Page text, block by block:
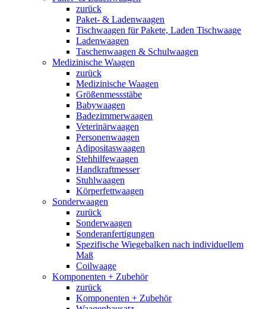
zurück
Paket- & Ladenwaagen
Tischwaagen für Pakete, Laden Tischwaage
Ladenwaagen
Taschenwaagen & Schulwaagen
Medizinische Waagen
zurück
Medizinische Waagen
Größenmessstäbe
Babywaagen
Badezimmerwaagen
Veterinärwaagen
Personenwaagen
Adipositaswaagen
Stehhilfewaagen
Handkraftmesser
Stuhlwaagen
Körperfettwaagen
Sonderwaagen
zurück
Sonderwaagen
Sonderanfertigungen
Spezifische Wiegebalken nach individuellem
Maß
Coilwaage
Komponenten + Zubehör
zurück
Komponenten + Zubehör